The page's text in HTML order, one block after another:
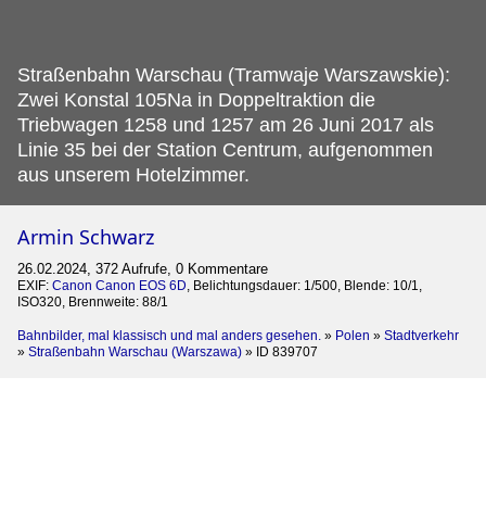
Straßenbahn Warschau (Tramwaje Warszawskie):
Zwei Konstal 105Na in Doppeltraktion die
Triebwagen 1258 und 1257 am 26 Juni 2017 als
Linie 35 bei der Station Centrum, aufgenommen
aus unserem Hotelzimmer.
Armin Schwarz
26.02.2024, 372 Aufrufe, 0 Kommentare
EXIF: Canon Canon EOS 6D, Belichtungsdauer: 1/500, Blende: 10/1,
ISO320, Brennweite: 88/1
Bahnbilder, mal klassisch und mal anders gesehen. » Polen » Stadtverkehr
» Straßenbahn Warschau (Warszawa) » ID 839707